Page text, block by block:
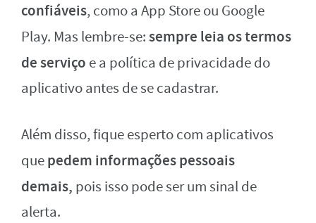
confiáveis, como a App Store ou Google
Play. Mas lembre-se:sempre leia os termos
de serviço e a política de privacidade do
aplicativo antes de se cadastrar.
Além disso, fique esperto com aplicativos
quepedem informações pessoais
demais, pois isso pode ser um sinal de
alerta.